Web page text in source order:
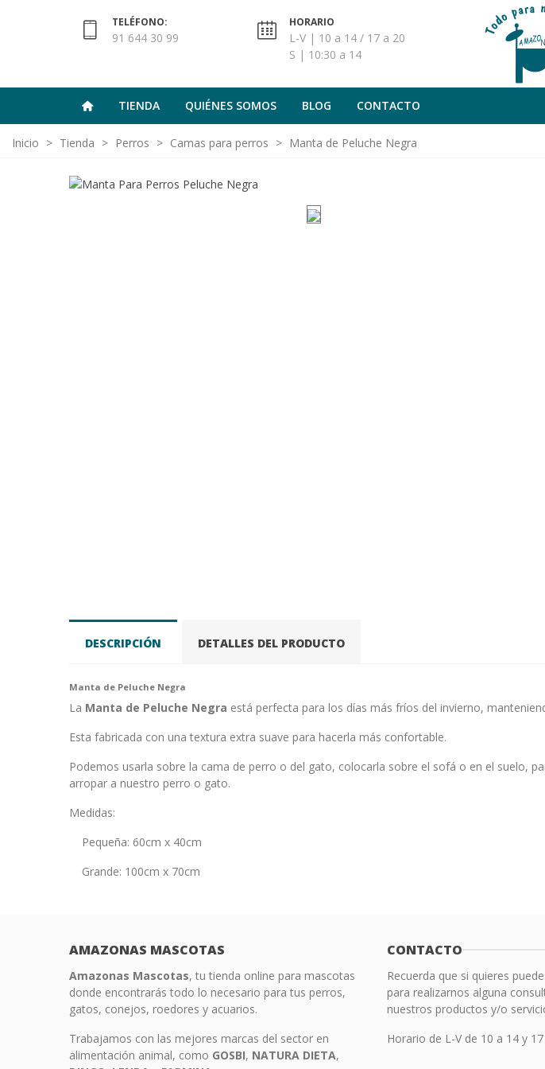
TELÉFONO:
91 644 30 99
HORARIO
L-V | 10 a 14 / 17 a 20
S | 10:30 a 14
TIENDA QUIÉNES SOMOS BLOG CONTACTO
Inicio > Tienda > Perros > Camas para perros > Manta de Peluche Negra
DESCRIPCIÓN DETALLES DEL PRODUCTO
Manta de Peluche Negra
La Manta de Peluche Negra está perfecta para los días más fríos del invierno,
Esta fabricada con una textura extra suave para hacerla más confortable.
Podemos usarla sobre la cama de perro o del gato, colocarla sobre el sofá o en el suelo,
arropar a nuestro perro o gato.
Medidas:
Pequeña: 60cm x 40cm
Grande: 100cm x 70cm
AMAZONAS MASCOTAS
Amazonas Mascotas, tu tienda online para mascotas
donde encontrarás todo lo necesario para tus perros,
gatos, conejos, roedores y acuarios.
Trabajamos con las mejores marcas del sector en
alimentación animal, como GOSBI, NATURA DIETA,
CONTACTO
Recuerda que si quieres
para realizarnos alguna
nuestros productos y/o
Horario de L-V de 10 a 14 y